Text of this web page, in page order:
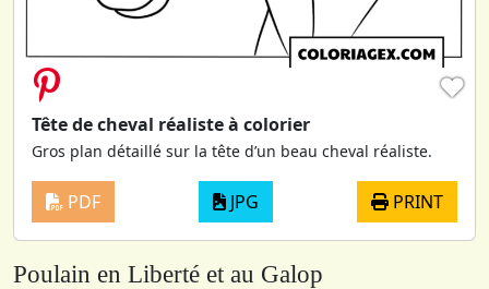
♥
Tête de cheval réaliste à colorier
Gros plan détaillé sur la tête d’un beau cheval réaliste.
PDF JPG PRINT
Poulain en Liberté et au Galop